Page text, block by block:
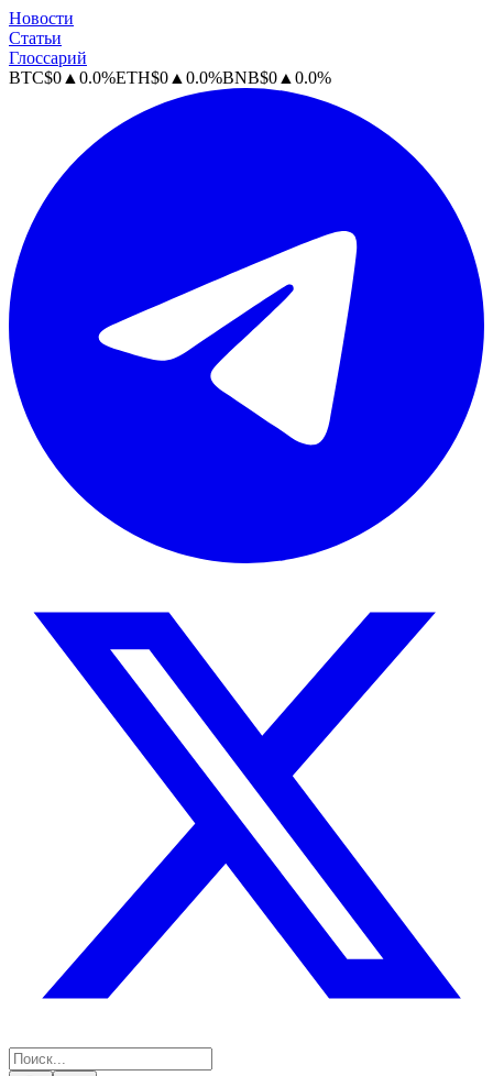
Новости
Статьи
Глоссарий
BTC$0 ▲ 0.0%ETH$0 ▲ 0.0%BNB$0 ▲ 0.0%